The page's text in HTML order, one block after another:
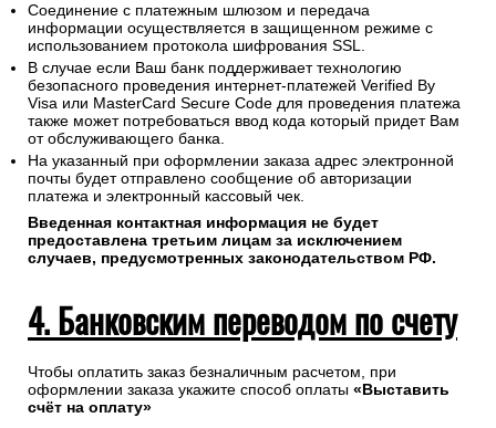
Соединение с платежным шлюзом и передача
информации осуществляется в защищенном режиме с
использованием протокола шифрования SSL.
В случае если Ваш банк поддерживает технологию
безопасного проведения интернет-платежей Verified By
Visa или MasterCard Secure Code для проведения платежа
также может потребоваться ввод кода который придет Вам
от обслуживающего банка.
На указанный при оформлении заказа адрес электронной
почты будет отправлено сообщение об авторизации
платежа и электронный кассовый чек.
Введенная контактная информация не будет
предоставлена третьим лицам за исключением
случаев, предусмотренных законодательством РФ.
4. Банковским переводом по счету
Чтобы оплатить заказ безналичным расчетом, при
оформлении заказа укажите способ оплаты «Выставить
счёт на оплату»